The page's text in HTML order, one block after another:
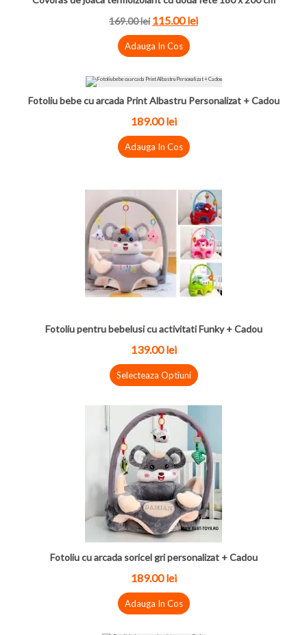
169.00 lei 115.00 lei
Adauga In Cos
Fotoliu bebe cu arcada Print Albastru Personalizat + Cadou
189.00 lei
Adauga In Cos
Fotoliu pentru bebelusi cu activitati Funky + Cadou
139.00 lei
Selecteaza Optiuni
Fotoliu cu arcada soricel gri personalizat + Cadou
189.00 lei
Adauga In Cos